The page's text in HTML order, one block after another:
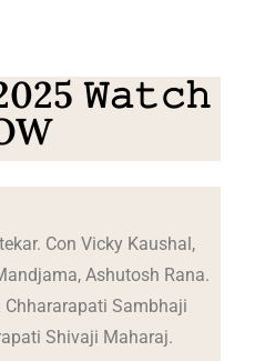
𝚆𝚊𝚝𝚌𝚑
Con Vicky Kaushal,
Ashutosh Rana.
Sambhaji
Shivaji Maharaj.